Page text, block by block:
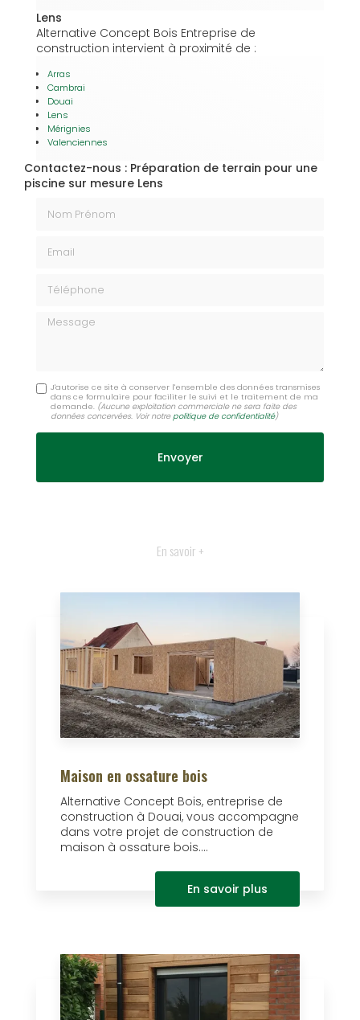
Lens
Alternative Concept Bois Entreprise de
construction intervient à proximité de :
Arras
Cambrai
Douai
Lens
Mérignies
Valenciennes
Contactez-nous : Préparation de terrain pour une
piscine sur mesure Lens
Message
J'autorise ce site à conserver l'ensemble des données transmises
dans ce formulaire pour faciliter le suivi et le traitement de ma
demande. (Aucune exploitation commerciale ne sera faite des
données concervées. Voir notrepolitique de confidentialité)
En savoir +
Maison en ossature bois
Alternative Concept Bois, entreprise de
construction à Douai, vous accompagne
dans votre projet de construction de
maison à ossature bois....
En savoir plus